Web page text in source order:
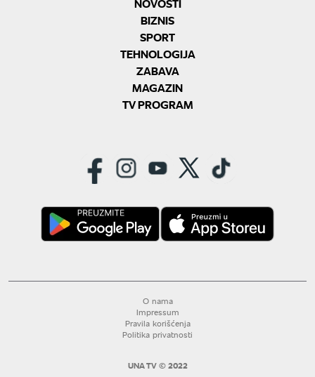
NOVOSTI
BIZNIS
SPORT
TEHNOLOGIJA
ZABAVA
MAGAZIN
TV PROGRAM
O nama
Impressum
Pravila korišćenja
Politika privatnosti
UNA TV © 2022